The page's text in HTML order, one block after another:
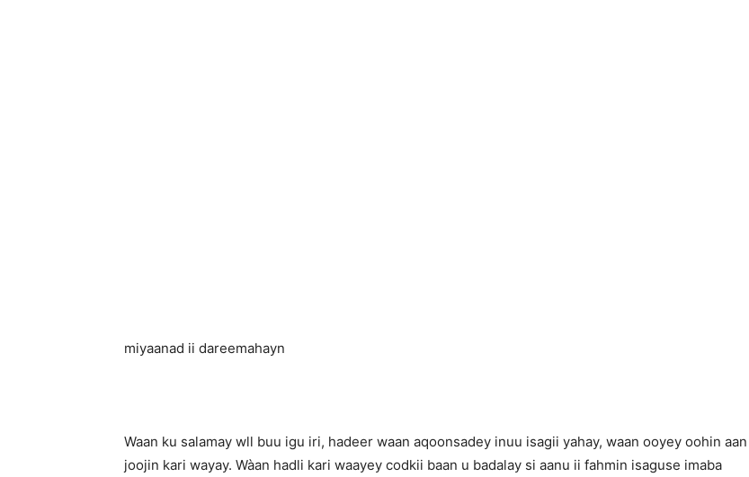
miyaanad ii dareemahayn
Waan ku salamay wll buu igu iri, hadeer waan aqoonsadey inuu isagii yahay, waan ooyey oohin aan
joojin kari wayay. Wàan hadli kari waayey codkii baan u badalay si aanu ii fahmin isaguse imaba